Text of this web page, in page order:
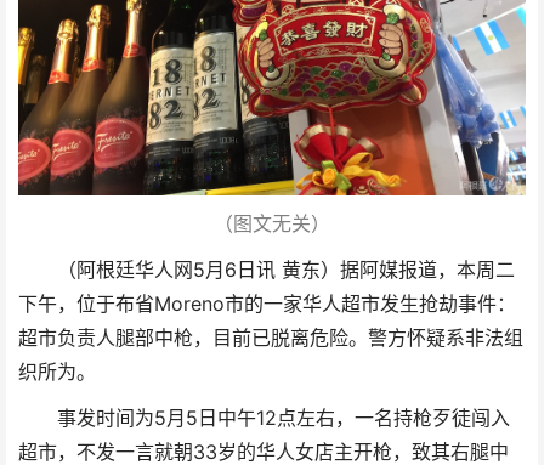
（图文无关）
（阿根廷华人网5月6日讯 黄东）据阿媒报道，本周二
下午，位于布省Moreno市的一家华人超市发生抢劫事件：
超市负责人腿部中枪，目前已脱离危险。警方怀疑系非法组
织所为。
事发时间为5月5日中午12点左右，一名持枪歹徒闯入
超市，不发一言就朝33岁的华人女店主开枪，致其右腿中